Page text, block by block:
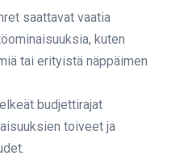
saattavat vaatia
kuten
tai erityistä näppäimen
budjettirajat
toiveet ja